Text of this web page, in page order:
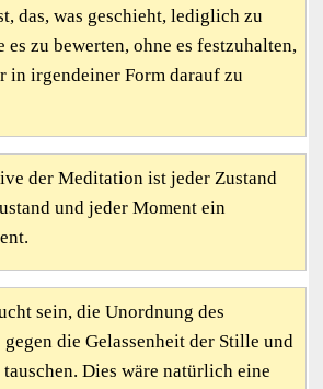
das, was geschieht, lediglich zu
es zu bewerten, ohne es festzuhalten,
in irgendeiner Form darauf zu
der Meditation ist jeder Zustand
und jeder Moment ein
sein, die Unordnung des
die Gelassenheit der Stille und
Dies wäre natürlich eine